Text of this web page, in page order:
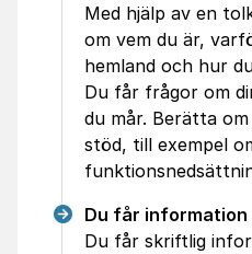
Med hjälp av en
om vem du är,
hemland och hur
Du får frågor om
du mår. Berätta
stöd, till exempel
Du får information
Du får skriftlig